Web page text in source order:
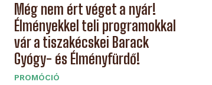
Még nem ért véget a nyár!
Élményekkel teli programokkal
vár a tiszakécskei Barack
Gyógy- és Élményfürdő!
PROMÓCIÓ